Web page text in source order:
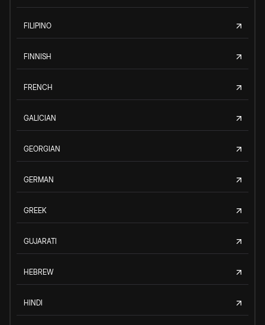
FILIPINO
FINNISH
FRENCH
GALICIAN
GEORGIAN
GERMAN
GREEK
GUJARATI
HEBREW
HINDI